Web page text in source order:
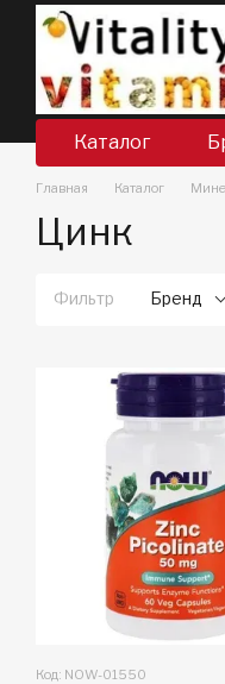
Перейти к основному
Каталог
Главная Каталог
Цинк
Фильтр Бренд
Код: NOW-01550